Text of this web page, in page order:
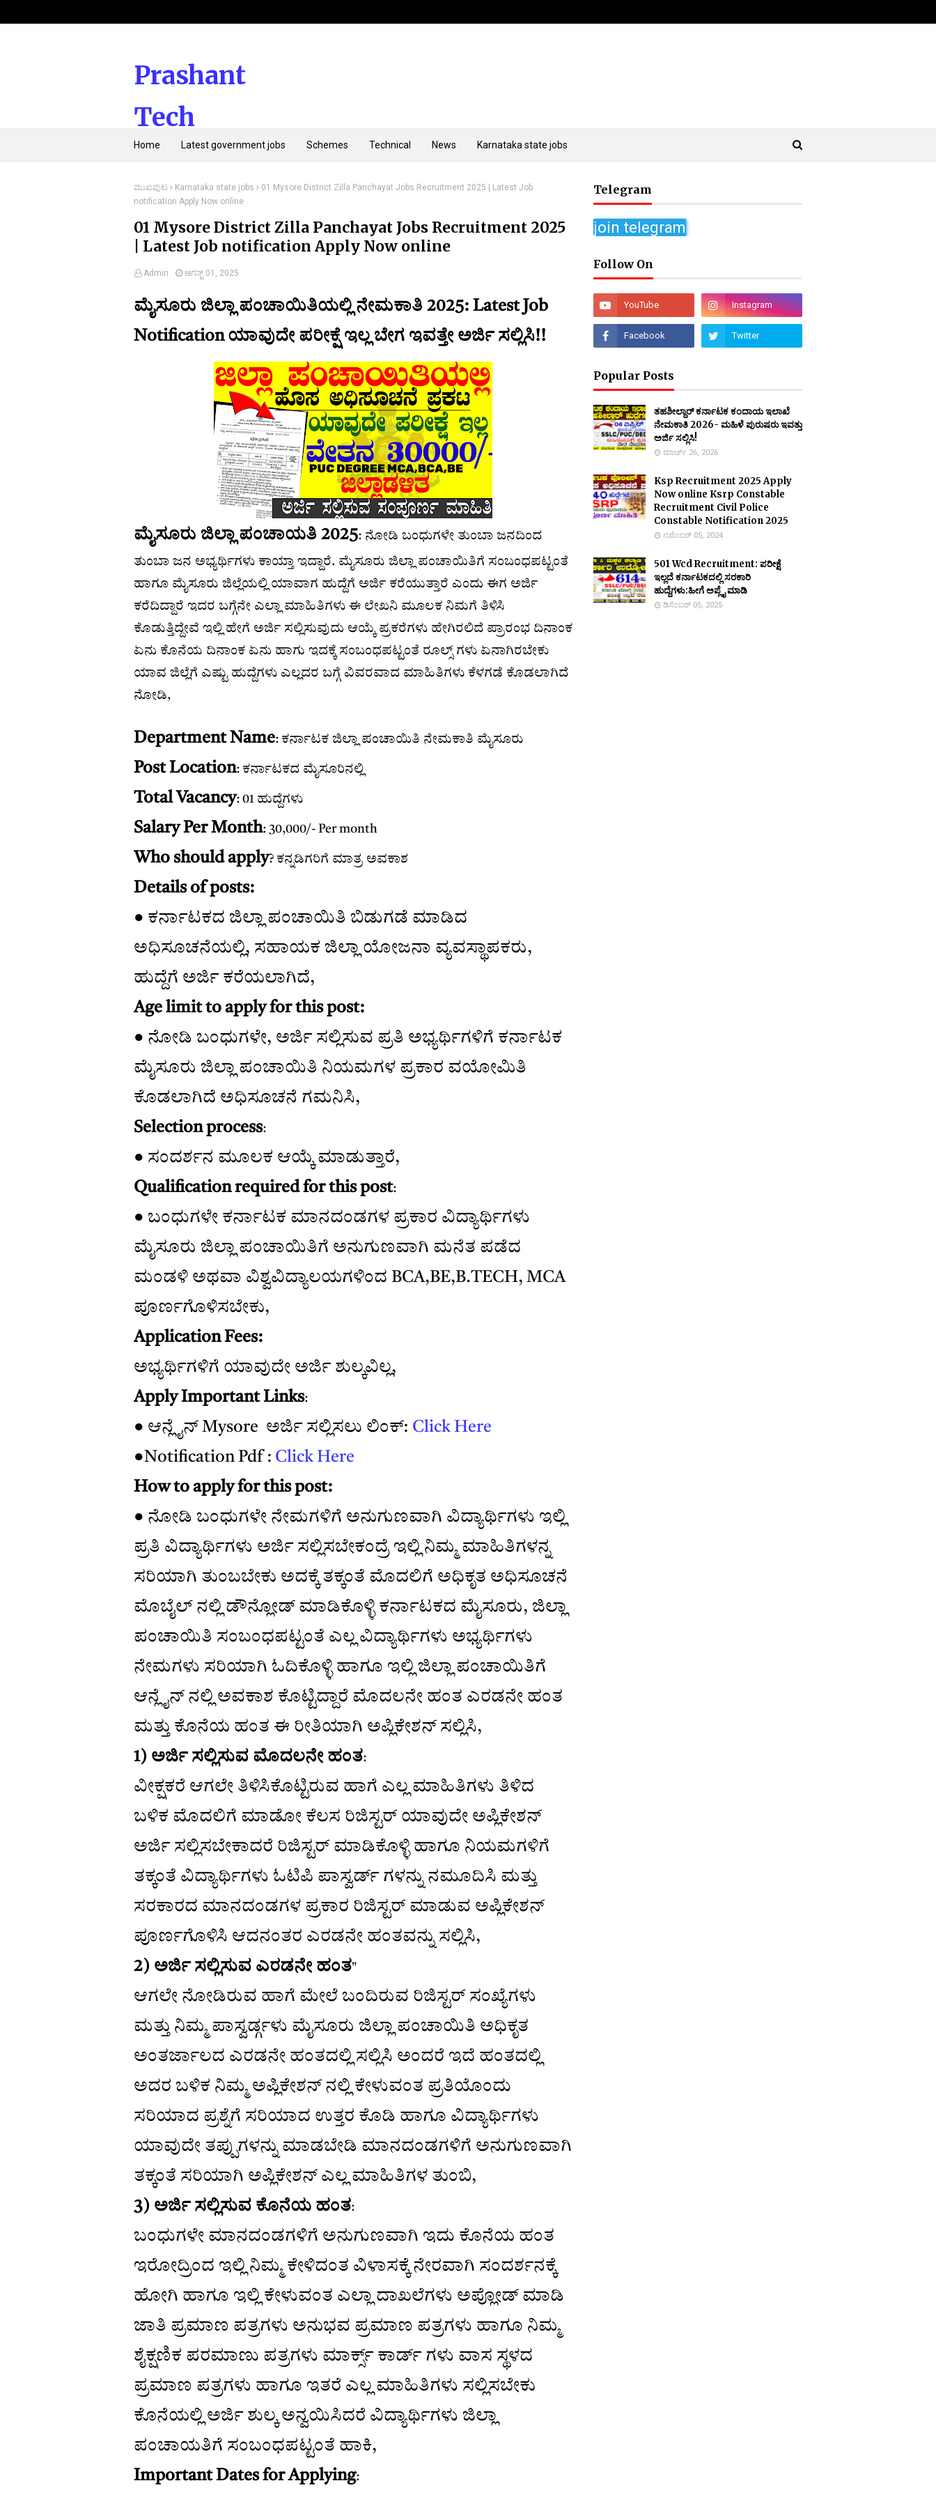
Prashant
Tech
Kannada
Home Latest government jobs Schemes Technical News Karnataka state jobs
ಮುಖಪುಟ Karnataka state jobs
01 Mysore District Zilla Panchayat Jobs Recruitment 2025 | Latest Job
notification Apply Now online
01 Mysore District Zilla Panchayat Jobs Recruitment 2025
| Latest Job notification Apply Now online
Admin ಆಗಸ್ಟ್ 01, 2025
ಮೈಸೂರು ಜಿಲ್ಲಾ ಪಂಚಾಯಿತಿಯಲ್ಲಿ ನೇಮಕಾತಿ 2025: Latest Job
Notification ಯಾವುದೇ ಪರೀಕ್ಷೆ ಇಲ್ಲ ಬೇಗ ಇವತ್ತೇ ಅರ್ಜಿ ಸಲ್ಲಿಸಿ!!
ಮೈಸೂರು ಜಿಲ್ಲಾ ಪಂಚಾಯತಿ 2025: ನೋಡಿ ಬಂಧುಗಳೇ ತುಂಬಾ ಜನದಿಂದ
ತುಂಬಾ ಜನ ಅಭ್ಯರ್ಥಿಗಳು ಕಾಯ್ತಾ ಇದ್ದಾರೆ. ಮೈಸೂರು ಜಿಲ್ಲಾ ಪಂಚಾಯಿತಿಗೆ ಸಂಬಂಧಪಟ್ಟಂತೆ
ಹಾಗೂ ಮೈಸೂರು ಜಿಲ್ಲೆಯಲ್ಲಿ ಯಾವಾಗ ಹುದ್ದೆಗೆ ಅರ್ಜಿ ಕರೆಯುತ್ತಾರೆ ಎಂದು ಈಗ ಅರ್ಜಿ
ಕರೆದಿದ್ದಾರೆ ಇದರ ಬಗ್ಗೆನೇ ಎಲ್ಲಾ ಮಾಹಿತಿಗಳು ಈ ಲೇಖನಿ ಮೂಲಕ ನಿಮಗೆ ತಿಳಿಸಿ
ಕೊಡುತ್ತಿದ್ದೇವೆ ಇಲ್ಲಿ ಹೇಗೆ ಅರ್ಜಿ ಸಲ್ಲಿಸುವುದು ಆಯ್ಕೆ ಪ್ರಕರೆಗಳು ಹೇಗಿರಲಿದೆ ಪ್ರಾರಂಭ ದಿನಾಂಕ
ಏನು ಕೊನೆಯ ದಿನಾಂಕ ಏನು ಹಾಗು ಇದಕ್ಕೆ ಸಂಬಂಧಪಟ್ಟಂತೆ ರೂಲ್ಸ್ ಗಳು ಏನಾಗಿರಬೇಕು
ಯಾವ ಜಿಲ್ಲೆಗೆ ಎಷ್ಟು ಹುದ್ದೆಗಳು ಎಲ್ಲದರ ಬಗ್ಗೆ ವಿವರವಾದ ಮಾಹಿತಿಗಳು ಕೆಳಗಡೆ ಕೊಡಲಾಗಿದೆ
ನೋಡಿ,
Department Name: ಕರ್ನಾಟಕ ಜಿಲ್ಲಾ ಪಂಚಾಯಿತಿ ನೇಮಕಾತಿ ಮೈಸೂರು
Post Location: ಕರ್ನಾಟಕದ ಮೈಸೂರಿನಲ್ಲಿ
Total Vacancy: 01 ಹುದ್ದೆಗಳು
Salary Per Month: 30,000/- Per month
Who should apply? ಕನ್ನಡಿಗರಿಗೆ ಮಾತ್ರ ಅವಕಾಶ
Details of posts:
● ಕರ್ನಾಟಕದ ಜಿಲ್ಲಾ ಪಂಚಾಯಿತಿ ಬಿಡುಗಡೆ ಮಾಡಿದ
ಅಧಿಸೂಚನೆಯಲ್ಲಿ, ಸಹಾಯಕ ಜಿಲ್ಲಾ ಯೋಜನಾ ವ್ಯವಸ್ಥಾಪಕರು,
ಹುದ್ದೆಗೆ ಅರ್ಜಿ ಕರೆಯಲಾಗಿದೆ,
Age limit to apply for this post:
● ನೋಡಿ ಬಂಧುಗಳೇ, ಅರ್ಜಿ ಸಲ್ಲಿಸುವ ಪ್ರತಿ ಅಭ್ಯರ್ಥಿಗಳಿಗೆ ಕರ್ನಾಟಕ
ಮೈಸೂರು ಜಿಲ್ಲಾ ಪಂಚಾಯಿತಿ ನಿಯಮಗಳ ಪ್ರಕಾರ ವಯೋಮಿತಿ
ಕೊಡಲಾಗಿದೆ ಅಧಿಸೂಚನೆ ಗಮನಿಸಿ,
Selection process:
● ಸಂದರ್ಶನ ಮೂಲಕ ಆಯ್ಕೆ ಮಾಡುತ್ತಾರೆ,
Qualification required for this post:
● ಬಂಧುಗಳೇ ಕರ್ನಾಟಕ ಮಾನದಂಡಗಳ ಪ್ರಕಾರ ವಿದ್ಯಾರ್ಥಿಗಳು
ಮೈಸೂರು ಜಿಲ್ಲಾ ಪಂಚಾಯಿತಿಗೆ ಅನುಗುಣವಾಗಿ ಮನೆತ ಪಡೆದ
ಮಂಡಳಿ ಅಥವಾ ವಿಶ್ವವಿದ್ಯಾಲಯಗಳಿಂದ BCA,BE,B.TECH, MCA
ಪೂರ್ಣಗೊಳಿಸಬೇಕು,
Application Fees:
ಅಭ್ಯರ್ಥಿಗಳಿಗೆ ಯಾವುದೇ ಅರ್ಜಿ ಶುಲ್ಕವಿಲ್ಲ,
Apply Important Links:
● ಆನ್ಲೈನ್ Mysore ಅರ್ಜಿ ಸಲ್ಲಿಸಲು ಲಿಂಕ್: Click Here
●Notification Pdf : Click Here
How to apply for this post:
● ನೋಡಿ ಬಂಧುಗಳೇ ನೇಮಗಳಿಗೆ ಅನುಗುಣವಾಗಿ ವಿದ್ಯಾರ್ಥಿಗಳು ಇಲ್ಲಿ
ಪ್ರತಿ ವಿದ್ಯಾರ್ಥಿಗಳು ಅರ್ಜಿ ಸಲ್ಲಿಸಬೇಕಂದ್ರೆ ಇಲ್ಲಿ ನಿಮ್ಮ ಮಾಹಿತಿಗಳನ್ನ
ಸರಿಯಾಗಿ ತುಂಬಬೇಕು ಅದಕ್ಕೆ ತಕ್ಕಂತೆ ಮೊದಲಿಗೆ ಅಧಿಕೃತ ಅಧಿಸೂಚನೆ
ಮೊಬೈಲ್ ನಲ್ಲಿ ಡೌನ್ಲೋಡ್ ಮಾಡಿಕೊಳ್ಳಿ ಕರ್ನಾಟಕದ ಮೈಸೂರು, ಜಿಲ್ಲಾ
ಪಂಚಾಯಿತಿ ಸಂಬಂಧಪಟ್ಟಂತೆ ಎಲ್ಲ ವಿದ್ಯಾರ್ಥಿಗಳು ಅಭ್ಯರ್ಥಿಗಳು
ನೇಮಗಳು ಸರಿಯಾಗಿ ಓದಿಕೊಳ್ಳಿ ಹಾಗೂ ಇಲ್ಲಿ ಜಿಲ್ಲಾ ಪಂಚಾಯಿತಿಗೆ
ಆನ್ಲೈನ್ ನಲ್ಲಿ ಅವಕಾಶ ಕೊಟ್ಟಿದ್ದಾರೆ ಮೊದಲನೇ ಹಂತ ಎರಡನೇ ಹಂತ
ಮತ್ತು ಕೊನೆಯ ಹಂತ ಈ ರೀತಿಯಾಗಿ ಅಪ್ಲಿಕೇಶನ್ ಸಲ್ಲಿಸಿ,
1) ಅರ್ಜಿ ಸಲ್ಲಿಸುವ ಮೊದಲನೇ ಹಂತ:
ವೀಕ್ಷಕರೆ ಆಗಲೇ ತಿಳಿಸಿಕೊಟ್ಟಿರುವ ಹಾಗೆ ಎಲ್ಲ ಮಾಹಿತಿಗಳು ತಿಳಿದ
ಬಳಿಕ ಮೊದಲಿಗೆ ಮಾಡೋ ಕೆಲಸ ರಿಜಿಸ್ಟರ್ ಯಾವುದೇ ಅಪ್ಲಿಕೇಶನ್
ಅರ್ಜಿ ಸಲ್ಲಿಸಬೇಕಾದರೆ ರಿಜಿಸ್ಟರ್ ಮಾಡಿಕೊಳ್ಳಿ ಹಾಗೂ ನಿಯಮಗಳಿಗೆ
ತಕ್ಕಂತೆ ವಿದ್ಯಾರ್ಥಿಗಳು ಓಟಿಪಿ ಪಾಸ್ವರ್ಡ್ ಗಳನ್ನು ನಮೂದಿಸಿ ಮತ್ತು
ಸರಕಾರದ ಮಾನದಂಡಗಳ ಪ್ರಕಾರ ರಿಜಿಸ್ಟರ್ ಮಾಡುವ ಅಪ್ಲಿಕೇಶನ್
ಪೂರ್ಣಗೊಳಿಸಿ ಆದನಂತರ ಎರಡನೇ ಹಂತವನ್ನು ಸಲ್ಲಿಸಿ,
2) ಅರ್ಜಿ ಸಲ್ಲಿಸುವ ಎರಡನೇ ಹಂತ"
ಆಗಲೇ ನೋಡಿರುವ ಹಾಗೆ ಮೇಲೆ ಬಂದಿರುವ ರಿಜಿಸ್ಟರ್ ಸಂಖ್ಯೆಗಳು
ಮತ್ತು ನಿಮ್ಮ ಪಾಸ್ವರ್ಡ್ಗಳು ಮೈಸೂರು ಜಿಲ್ಲಾ ಪಂಚಾಯಿತಿ ಅಧಿಕೃತ
ಅಂತರ್ಜಾಲದ ಎರಡನೇ ಹಂತದಲ್ಲಿ ಸಲ್ಲಿಸಿ ಅಂದರೆ ಇದೆ ಹಂತದಲ್ಲಿ
ಅದರ ಬಳಿಕ ನಿಮ್ಮ ಅಪ್ಲಿಕೇಶನ್ ನಲ್ಲಿ ಕೇಳುವಂತ ಪ್ರತಿಯೊಂದು
ಸರಿಯಾದ ಪ್ರಶ್ನೆಗೆ ಸರಿಯಾದ ಉತ್ತರ ಕೊಡಿ ಹಾಗೂ ವಿದ್ಯಾರ್ಥಿಗಳು
ಯಾವುದೇ ತಪ್ಪುಗಳನ್ನು ಮಾಡಬೇಡಿ ಮಾನದಂಡಗಳಿಗೆ ಅನುಗುಣವಾಗಿ
ತಕ್ಕಂತೆ ಸರಿಯಾಗಿ ಅಪ್ಲಿಕೇಶನ್ ಎಲ್ಲ ಮಾಹಿತಿಗಳ ತುಂಬಿ,
3) ಅರ್ಜಿ ಸಲ್ಲಿಸುವ ಕೊನೆಯ ಹಂತ:
ಬಂಧುಗಳೇ ಮಾನದಂಡಗಳಿಗೆ ಅನುಗುಣವಾಗಿ ಇದು ಕೊನೆಯ ಹಂತ
ಇರೋದ್ರಿಂದ ಇಲ್ಲಿ ನಿಮ್ಮ ಕೇಳಿದಂತ ವಿಳಾಸಕ್ಕೆ ನೇರವಾಗಿ ಸಂದರ್ಶನಕ್ಕೆ
ಹೋಗಿ ಹಾಗೂ ಇಲ್ಲಿ ಕೇಳುವಂತ ಎಲ್ಲಾ ದಾಖಲೆಗಳು ಅಪ್ಲೋಡ್ ಮಾಡಿ
ಜಾತಿ ಪ್ರಮಾಣ ಪತ್ರಗಳು ಅನುಭವ ಪ್ರಮಾಣ ಪತ್ರಗಳು ಹಾಗೂ ನಿಮ್ಮ
ಶೈಕ್ಷಣಿಕ ಪರಮಾಣು ಪತ್ರಗಳು ಮಾರ್ಕ್ಸ್ ಕಾರ್ಡ್ ಗಳು ವಾಸ ಸ್ಥಳದ
ಪ್ರಮಾಣ ಪತ್ರಗಳು ಹಾಗೂ ಇತರೆ ಎಲ್ಲ ಮಾಹಿತಿಗಳು ಸಲ್ಲಿಸಬೇಕು
ಕೊನೆಯಲ್ಲಿ ಅರ್ಜಿ ಶುಲ್ಕ ಅನ್ವಯಿಸಿದರೆ ವಿದ್ಯಾರ್ಥಿಗಳು ಜಿಲ್ಲಾ
ಪಂಚಾಯತಿಗೆ ಸಂಬಂಧಪಟ್ಟಂತೆ ಹಾಕಿ,
Important Dates for Applying:
Telegram
join telegram
Follow On
Popular Posts
ತಹಶೀಲ್ದಾರ್ ಕರ್ನಾಟಕ ಕಂದಾಯ ಇಲಾಖೆ
ನೇಮಕಾತಿ 2026- ಮಹಿಳೆ ಪುರುಷರು ಇವತ್ತು
ಅರ್ಜಿ ಸಲ್ಲಿಸಿ!
ಮಾರ್ಚ್ 26, 2026
Ksp Recruitment 2025 Apply
Now online Ksrp Constable
Recruitment Civil Police
Constable Notification 2025
ನವೆಂಬರ್ 05, 2024
501 Wcd Recruitment: ಪರೀಕ್ಷೆ
ಇಲ್ಲದೆ ಕರ್ನಾಟಕದಲ್ಲಿ ಸರಕಾರಿ
ಹುದ್ದೆಗಳು:ಹೀಗೆ ಅಪ್ಲೈ ಮಾಡಿ
ಡಿಸೆಂಬರ್ 05, 2025